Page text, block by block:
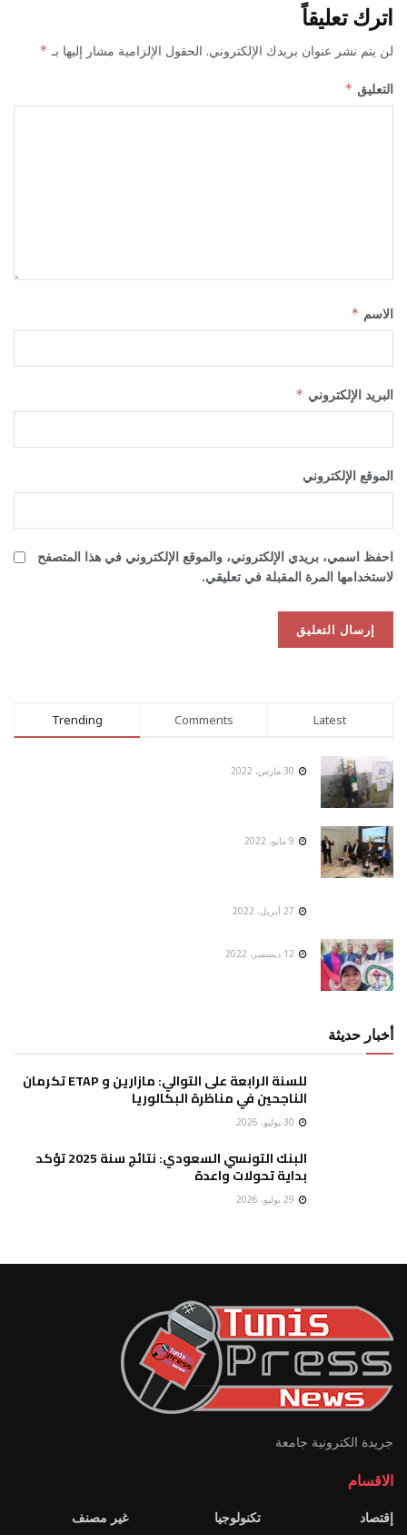
اترك تعليقاً
لن يتم نشر عنوان بريدك الإلكتروني. الحقول الإلزامية مشار إليها بـ*
التعليق*
الاسم *
البريد الإلكتروني *
الموقع الإلكتروني
احفظ اسمي، بريدي الإلكتروني، والموقع الإلكتروني في هذا المتصفح
لاستخدامها المرة المقبلة في تعليقي.
Trending Comments Latest
30 مارس، 2022
9 مايو، 2022
27 أبريل، 2022
12 ديسمبر، 2022
أخبار حديثة
للسنة الرابعة على التوالي: مازارين و ETAP تكرمان
الناجحين في مناظرة البكالوريا
30 يوليو، 2026
البنك التونسي السعودي: نتائج سنة 2025 تؤكد
بداية تحولات واعدة
29 يوليو، 2026
جريدة الكترونية جامعة
الاقسام
إقتصاد تكنولوجيا غير مصنف